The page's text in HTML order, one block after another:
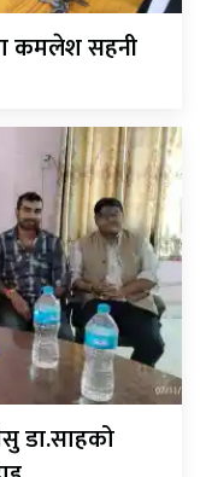
कमलेश सहनी
डा.साहको